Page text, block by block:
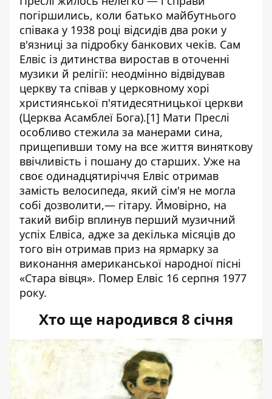
погіршились, коли батько майбутнього
співака у 1938 році відсидів два роки у
в'язниці за підробку банкових чеків. Сам
Елвіс із дитинства виростав в оточенні
музики й релігії: неодмінно відвідував
церкву та співав у церковному хорі
християнської п'ятидесятницької церкви
(Церква Асамблеї Бога).[1] Мати Преслі
особливо стежила за манерами сина,
прищепивши тому на все життя виняткову
ввічливість і пошану до старших. Уже на
своє одинадцятиріччя Елвіс отримав
замість велосипеда, який сім'я не могла
собі дозволити,— гітару. Ймовірно, на
такий вибір вплинув перший музичний
успіх Елвіса, адже за декілька місяців до
того він отримав приз на ярмарку за
виконання американської народної пісні
«Стара вівця». Помер Елвіс 16 серпня 1977
року.
Хто ще народився 8 січня